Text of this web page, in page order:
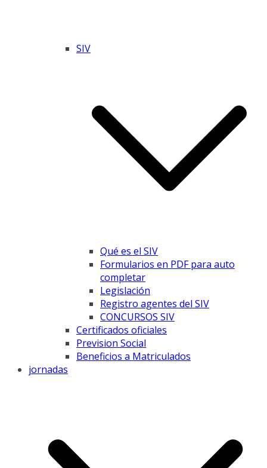
SIV
Qué es el SIV
Formularios en PDF para auto
completar
Legislación
Registro agentes del SIV
CONCURSOS SIV
Certificados oficiales
Prevision Social
Beneficios a Matriculados
jornadas